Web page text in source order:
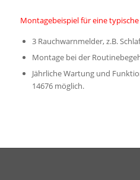
Montagebeispiel für eine
3 Rauchwarnmelder, z.B.
Montage bei der
Jährliche Wartung und
14676 möglich.